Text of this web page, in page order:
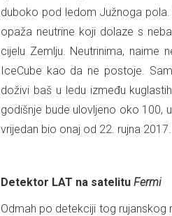
duboko pod ledom Južnoga
opaža neutrine koji dolaze s
cijelu Zemlju. Neutrinima, naime
IceCube kao da ne postoje.
doživi baš u ledu između
godišnje bude ulovljeno oko 100,
vrijedan bio onaj od 22. rujna 2017.
Detektor LAT na satelitu Fermi
Odmah po detekciji tog rujanskog